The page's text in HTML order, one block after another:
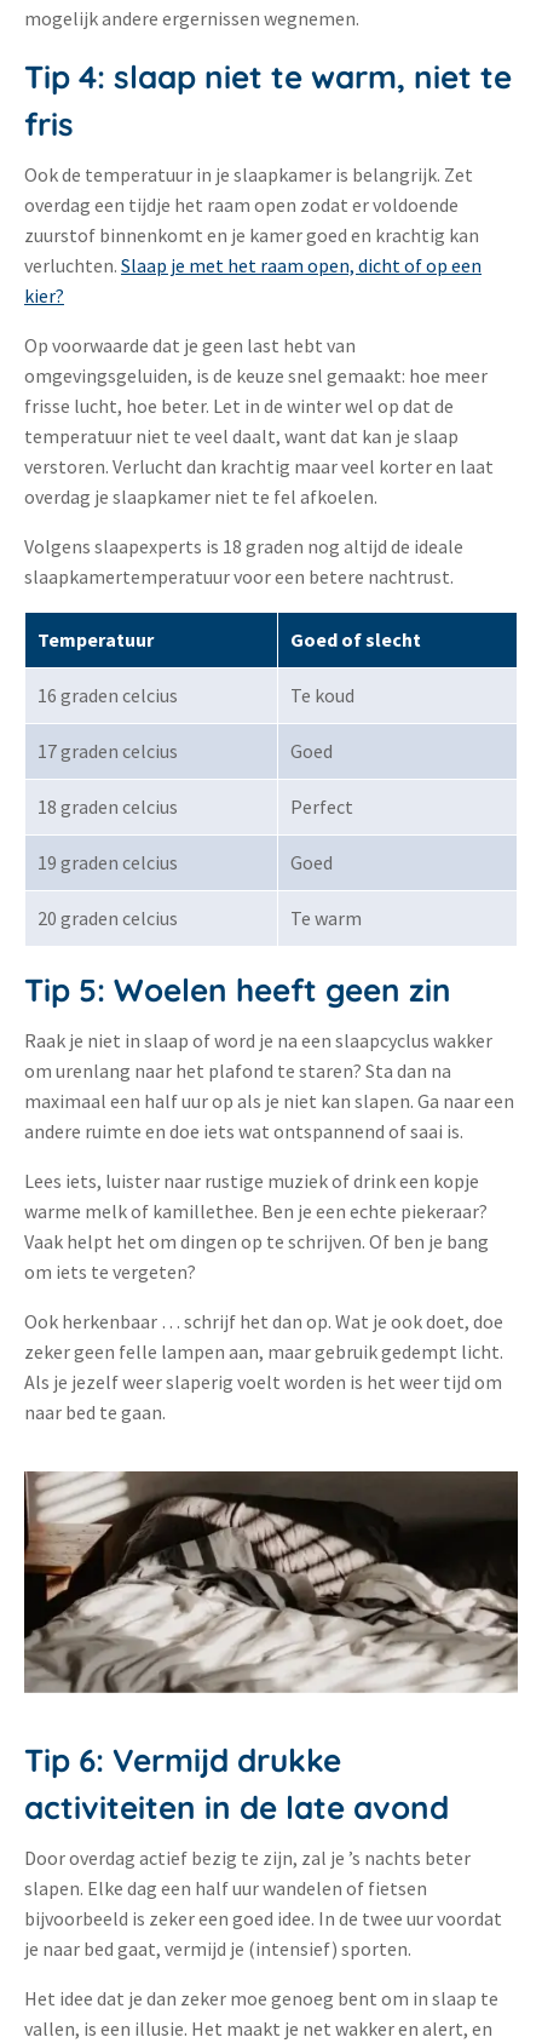
mogelijk andere ergernissen wegnemen.
Tip 4: slaap niet te warm, niet te
fris
Ook de temperatuur in je slaapkamer is belangrijk. Zet
overdag een tijdje het raam open zodat er voldoende
zuurstof binnenkomt en je kamer goed en krachtig kan
verluchten. Slaap je met het raam open, dicht of op een
kier?
Op voorwaarde dat je geen last hebt van
omgevingsgeluiden, is de keuze snel gemaakt: hoe meer
frisse lucht, hoe beter. Let in de winter wel op dat de
temperatuur niet te veel daalt, want dat kan je slaap
verstoren. Verlucht dan krachtig maar veel korter en laat
overdag je slaapkamer niet te fel afkoelen.
Volgens slaapexperts is 18 graden nog altijd de ideale
slaapkamertemperatuur voor een betere nachtrust.
Temperatuur Goed of slecht
16 graden celcius Te koud
17 graden celcius Goed
18 graden celcius Perfect
19 graden celcius Goed
20 graden celcius Te warm
Tip 5: Woelen heeft geen zin
Raak je niet in slaap of word je na een slaapcyclus wakker
om urenlang naar het plafond te staren? Sta dan na
maximaal een half uur op als je niet kan slapen. Ga naar een
andere ruimte en doe iets wat ontspannend of saai is.
Lees iets, luister naar rustige muziek of drink een kopje
warme melk of kamillethee. Ben je een echte piekeraar?
Vaak helpt het om dingen op te schrijven. Of ben je bang
om iets te vergeten?
Ook herkenbaar … schrijf het dan op. Wat je ook doet, doe
zeker geen felle lampen aan, maar gebruik gedempt licht.
Als je jezelf weer slaperig voelt worden is het weer tijd om
naar bed te gaan.
Tip 6: Vermijd drukke
activiteiten in de late avond
Door overdag actief bezig te zijn, zal je ’s nachts beter
slapen. Elke dag een half uur wandelen of fietsen
bijvoorbeeld is zeker een goed idee. In de twee uur voordat
je naar bed gaat, vermijd je (intensief) sporten.
Het idee dat je dan zeker moe genoeg bent om in slaap te
vallen, is een illusie. Het maakt je net wakker en alert, en